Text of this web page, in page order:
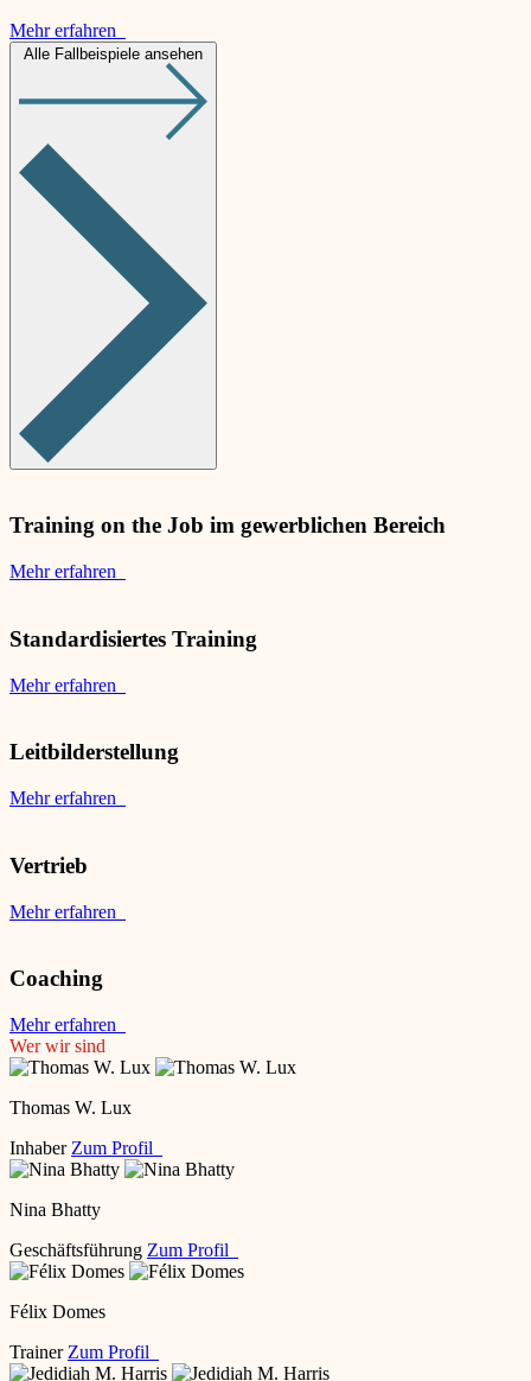
Mehr erfahren
Alle Fallbeispiele ansehen
Training on the Job im gewerblichen Bereich
Mehr erfahren
Standardisiertes Training
Mehr erfahren
Leitbilderstellung
Mehr erfahren
Vertrieb
Mehr erfahren
Coaching
Mehr erfahren
Wer wir sind
Thomas W. Lux
Inhaber Zum Profil
Nina Bhatty
Geschäftsführung Zum Profil
Félix Domes
Trainer Zum Profil